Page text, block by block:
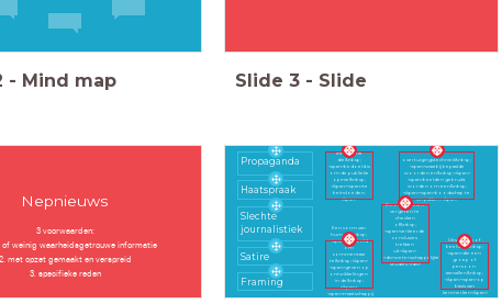
- Mind map Slide 3 - Slide
Nepnieuws
3 voorwaarden:
of weinig waarheidsgetrouwe informatie
2. met opzet gemaakt en verspreid
3. specifieke reden
Informatie
die&nbsp;
<span>bedoeld is
om de publieke
opinie&nbsp;
</span><span>te
beïnvloeden.
</span>
Een
overtuigingstechniek&nbsp;
<span>waarbij bepaalde
woorden en&nbsp;</span>
<span>beelden gebruikt
worden om een&nbsp;
</span><span>boodschap te
verpakken.</span>
Door bronnen
vergeten te
checken
of&nbsp;
<span>verkeerde
conclusies
trekken
uit</span>
<div>wetenschappelijke
studies.</div>
Uitspraken of
beelden&nbsp;
<span>die een
groep of
persoon
aanvallen&nbsp;
</span><span>op
basis van
kenmerken</span>
Een vorm van
humor,&nbsp;
<span>bedoeld
om
commentaar
te&nbsp;</span>
<span>geven op
ontwikkelingen
in de&nbsp;
</span>
<span>maatschappij.
</span>
Propaganda
Haatspraak
Slechte
journalistiek
Satire
Framing